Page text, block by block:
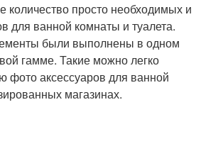
количество просто необходимых и
для ванной комнаты и туалета.
были выполнены в одном
гамме. Такие можно легко
фото аксессуаров для ванной
магазинах.